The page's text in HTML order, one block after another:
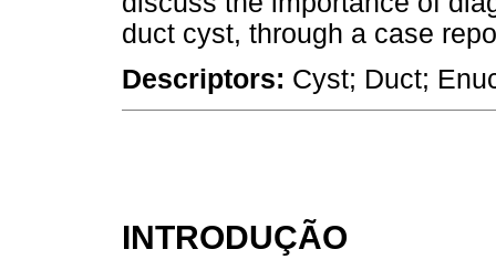
duct cyst, through a case
Descriptors: Cyst; Duct;
INTRODUÇÃO